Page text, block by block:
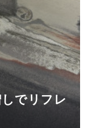
でリフレ